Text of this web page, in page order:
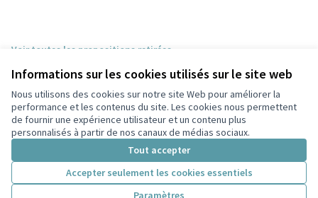
Informations sur les cookies utilisés sur le site web
Nous utilisons des cookies sur notre site Web pour améliorer la
performance et les contenus du site. Les cookies nous permettent
de fournir une expérience utilisateur et un contenu plus
personnalisés à partir de nos canaux de médias sociaux.
Tout accepter
Accepter seulement les cookies essentiels
Paramètres
Voir toutes les propositions retirées
Conditions d'utilisation
Paramètres des cookies
Participez Villeurbanne sur X
(Lien externe)
Participez Villeurbanne sur Facebook
Participez Villeurbanne sur Instagram
Participez Villeurbanne sur YouTube
(Lien externe)
Licence
(Lien